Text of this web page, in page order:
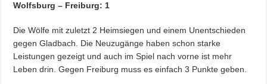
Wolfsburg – Freiburg: 1
Die Wölfe mit zuletzt 2 Heimsiegen und einem Unentschieden
gegen Gladbach. Die Neuzugänge haben schon starke
Leistungen gezeigt und auch im Spiel nach vorne ist mehr
Leben drin. Gegen Freiburg muss es einfach 3 Punkte geben.